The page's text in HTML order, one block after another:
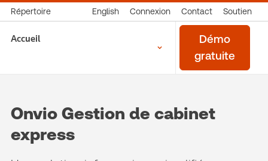
Répertoire English Connexion Contact Soutien
Accueil
Démo
gratuite
Onvio Gestion de cabinet
express